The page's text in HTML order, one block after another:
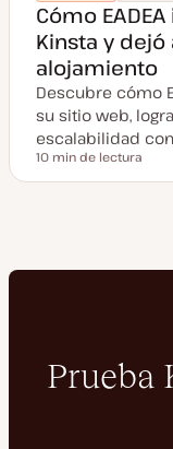
Cómo
Kinsta y
alojamiento
Descubre cómo
su sitio web,
escalabilidad
Tiempo de lectura
10 min de lectura
Prueba